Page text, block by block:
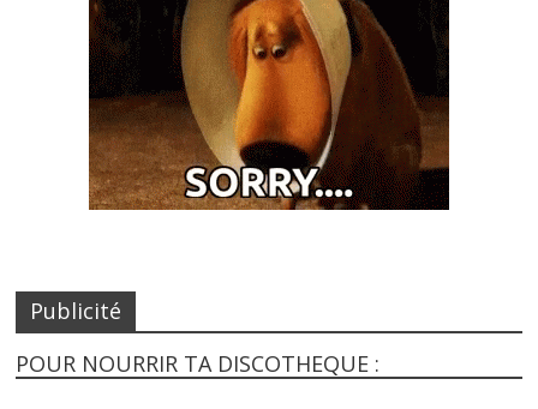
Publicité
POUR NOURRIR TA DISCOTHEQUE :